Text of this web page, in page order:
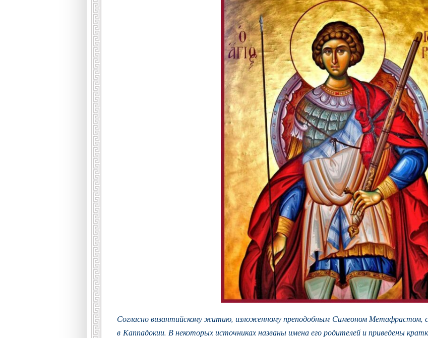
Согласно византийскому житию, изложенному преподобным Симеоном Метафрастом,
в Каппадокии. В некоторых источниках названы имена его родителей и приведены